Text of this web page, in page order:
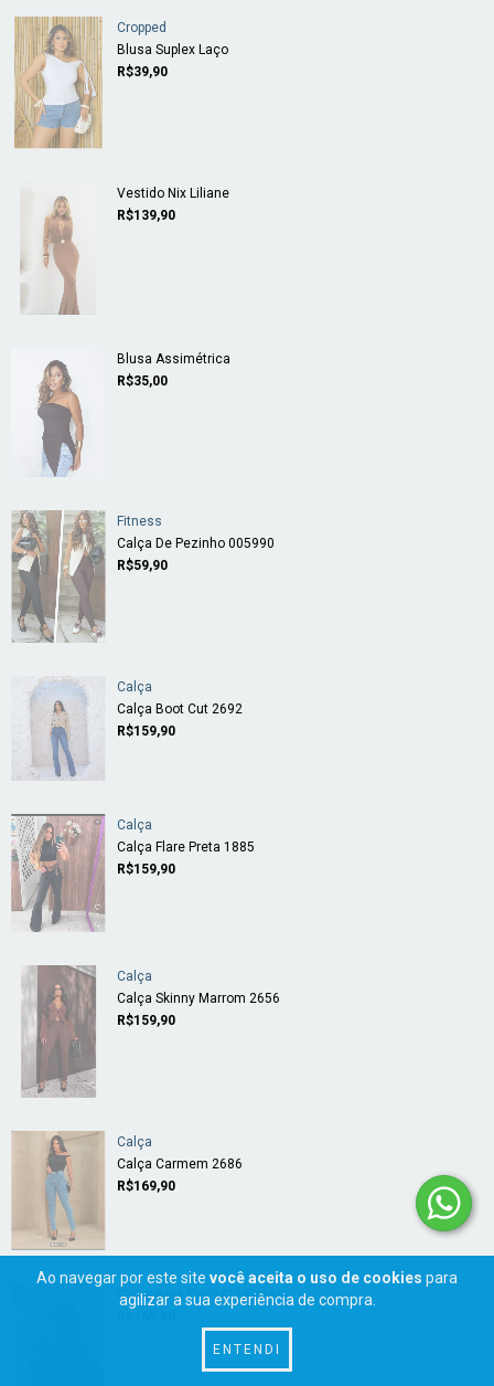
Ao navegar por este site você aceita o uso de cookies para
agilizar a sua experiência de compra.
ENTENDI
Cropped
Blusa Suplex Laço
R$39,90
Vestido Nix Liliane
R$139,90
Blusa Assimétrica
R$35,00
Fitness
Calça De Pezinho 005990
R$59,90
Calça
Calça Boot Cut 2692
R$159,90
Calça
Calça Flare Preta 1885
R$159,90
Calça
Calça Skinny Marrom 2656
R$159,90
Calça
Calça Carmem 2686
R$169,90
Calça Boot Cut 2411 Café